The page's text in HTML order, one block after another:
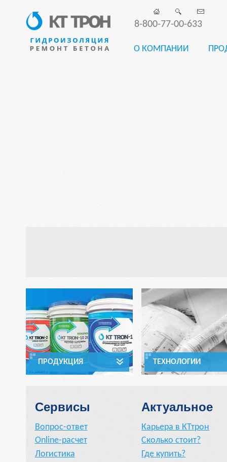
8-800-77-00-633
О КОМПАНИИ
ПРОДУКЦИЯ ТЕХНОЛОГИИ
Сервисы
Вопрос-ответ
Online-расчет
Логистика
Актуальное
Карьера в КТтрон
Сколько стоит?
Где купить?